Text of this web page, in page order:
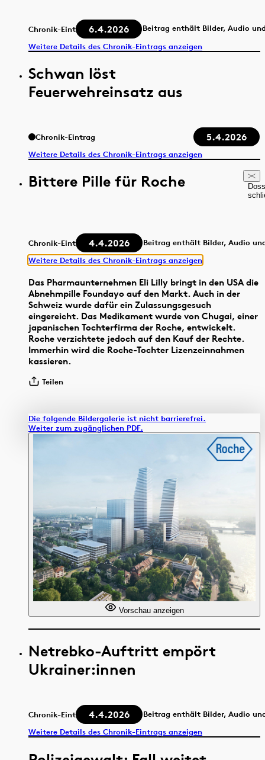
Chronik-Eintrag 6.4.2026
Beitrag enthält Bilder, Audio
Weitere Details des Chronik-Eintrags anzeigen
Schwan löst
Feuerwehreinsatz aus
Chronik-Eintrag 5.4.2026
Weitere Details des Chronik-Eintrags anzeigen
Bittere Pille für Roche
Chronik-Eintrag 4.4.2026
Beitrag enthält Bilder, Audio
Weitere Details des Chronik-Eintrags anzeigen
Das Pharmaunternehmen Eli Lilly bringt in den USA die
Abnehmpille Foundayo auf den Markt. Auch in der
Schweiz wurde dafür ein Zulassungsgesuch
eingereicht. Das Medikament wurde von Chugai, einer
japanischen Tochterfirma der Roche, entwickelt.
Roche verzichtete jedoch auf den Kauf der Rechte.
Immerhin wird die Roche-Tochter Lizenzeinnahmen
kassieren.
Teilen
Die folgende Bildergalerie ist nicht barrierefrei.
Weiter zum zugänglichen PDF.
Vorschau anzeigen
Netrebko-Auftritt empört
Ukrainer:innen
Chronik-Eintrag 4.4.2026
Beitrag enthält Bilder, Audio
Weitere Details des Chronik-Eintrags anzeigen